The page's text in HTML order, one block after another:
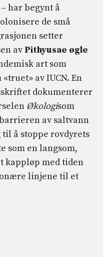
har begynt å
de små
setter
av Pithyusae øgle
art som
av IUCN. En
dokumenterer
Økologisom
av saltvann
å stoppe rovdyrets
som en langsom,
kappløp med tiden
linjene til et